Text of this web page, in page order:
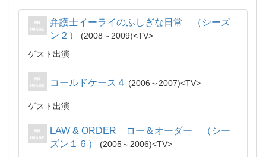
弁護士イーライのふしぎな日常 （シーズ
ン２）
2008～2009
TV
ゲスト出演
コールドケース４ 2006～2007 TV
ゲスト出演
LAW & ORDER ロー＆オーダー （シー
ズン１６）
2005～2006
TV